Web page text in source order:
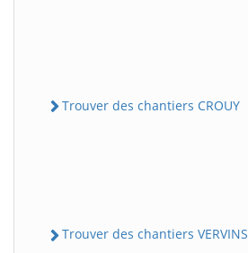
Trouver des chantiers CROUY
Trouver des chantiers VERVINS